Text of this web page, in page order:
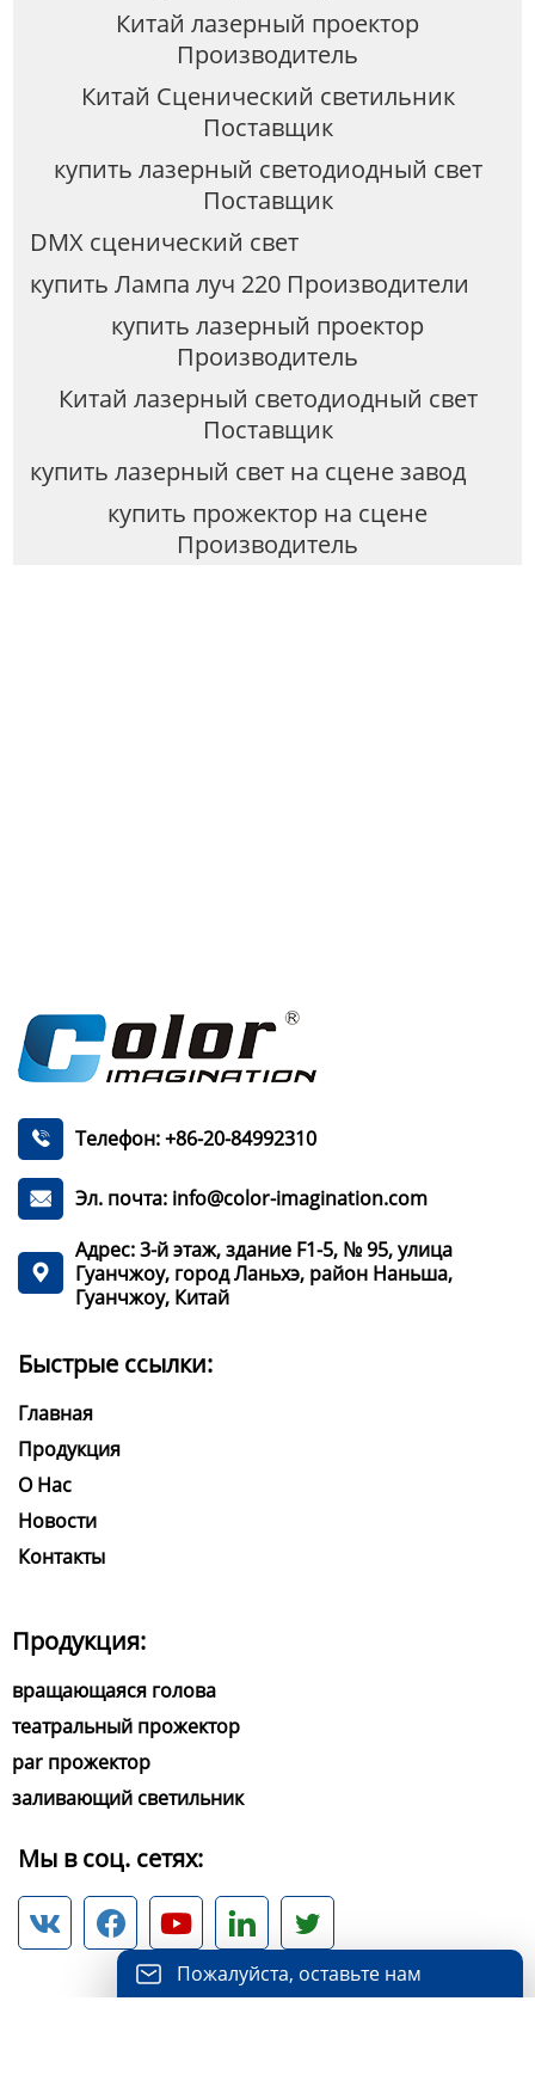
Пожалуйста, оставьте нам
Китай лазерный проектор
Производитель
Китай Сценический светильник
Поставщик
купить лазерный светодиодный свет
Поставщик
DMX сценический свет
купить Лампа луч 220 Производители
купить лазерный проектор
Производитель
Китай лазерный светодиодный свет
Поставщик
купить лазерный свет на сцене завод
купить прожектор на сцене
Производитель
 Телефон: +86-20-84992310
 Эл. почта: info@color-imagination.com

Адрес: 3-й этаж, здание F1-5, № 95, улица
Гуанчжоу, город Ланьхэ, район Наньша,
Гуанчжоу, Китай
Быстрые ссылки:
Главная
Продукция
О Нас
Новости
Контакты
Продукция:
вращающаяся голова
театральный прожектор
par прожектор
заливающий светильник
Мы в соц. сетях:
    